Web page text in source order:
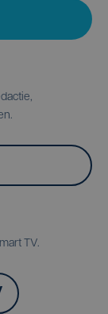
TV.